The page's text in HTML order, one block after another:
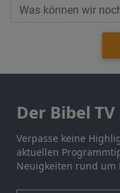
Der Bibel
Verpasse keine
aktuellen
Neuigkeiten rund um